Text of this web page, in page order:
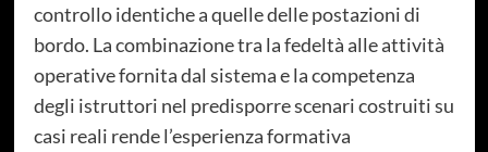
controllo identiche a quelle delle postazioni di
bordo. La combinazione tra la fedeltà alle attività
operative fornita dal sistema e la competenza
degli istruttori nel predisporre scenari costruiti su
casi reali rende l’esperienza formativa